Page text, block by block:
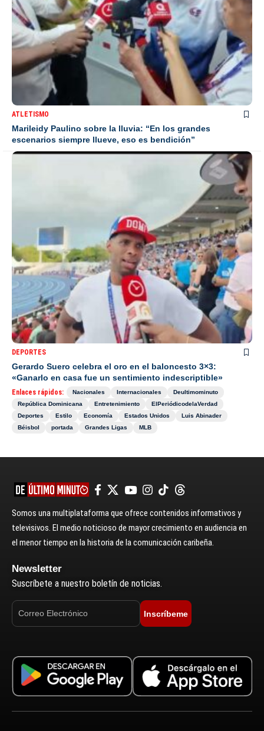
ATLETISMO
Marileidy Paulino sobre la lluvia: “En los grandes
escenarios siempre llueve, eso es bendición”
DEPORTES
Gerardo Suero celebra el oro en el baloncesto 3×3:
«Ganarlo en casa fue un sentimiento indescriptible»
Enlaces rápidos: Nacionales Internacionales
Deultimominuto
República Dominicana
Entretenimiento
ElPeriódicodelaVerdad
Deportes
Estilo Economía Estados Unidos
Luis Abinader
Béisbol
portada Grandes Ligas MLB
Somos una multiplataforma que ofrece contenidos informativos y
televisivos. El medio noticioso de mayor crecimiento en audiencia en
el menor tiempo en la historia de la comunicación caribeña.
Newsletter
Suscríbete a nuestro boletín de noticias.
Inscríbeme